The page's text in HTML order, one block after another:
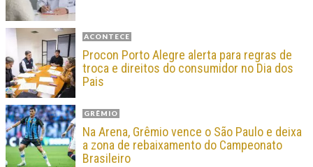
ACONTECE
Procon Porto Alegre alerta para regras de
troca e direitos do consumidor no Dia dos
Pais
GRÊMIO
Na Arena, Grêmio vence o São Paulo e deixa
a zona de rebaixamento do Campeonato
Brasileiro